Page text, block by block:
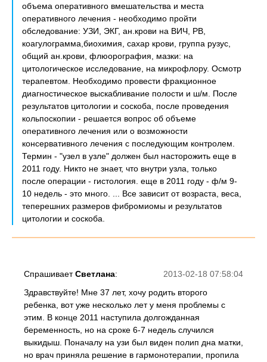
объема оперативного вмешательства и места
оперативного лечения - необходимо пройти
обследование: УЗИ, ЭКГ, ан.крови на ВИЧ, РВ,
коагулограмма,биохимия, сахар крови, группа рузус,
общий ан.крови, флюорография, мазки: на
цитологическое исследование, на микрофлору. Осмотр
терапевтом. Необходимо провести фракционное
диагностическое выскабливание полости и ш/м. После
результатов цитологии и соскоба, после проведения
кольпоскопии - решается вопрос об объеме
оперативного лечения или о возможности
консервативного лечения с последующим контролем.
Термин - "узел в узле" должен был насторожить еще в
2011 году. Никто не знает, что внутри узла, только
после операции - гистология. еще в 2011 году - ф/м 9-
10 недель - это много. ... Все зависит от возраста, веса,
теперешних размеров фибромиомы и результатов
цитологии и соскоба.
2013-02-18 07:58:04
СпрашиваетСветлана:
Здравствуйте! Мне 37 лет, хочу родить второго
ребенка, вот уже несколько лет у меня проблемы с
этим. В конце 2011 наступила долгожданная
беременность, но на сроке 6-7 недель случился
выкидыш. Поначалу на узи был виден полип дна матки,
но врач приняла решение в гармонотерапии, пропила